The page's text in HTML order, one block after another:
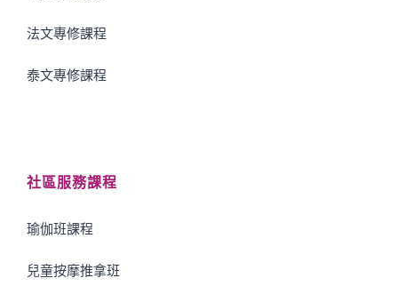
法文專修課程
泰文專修課程
社區服務課程
瑜伽班課程
兒童按摩推拿班